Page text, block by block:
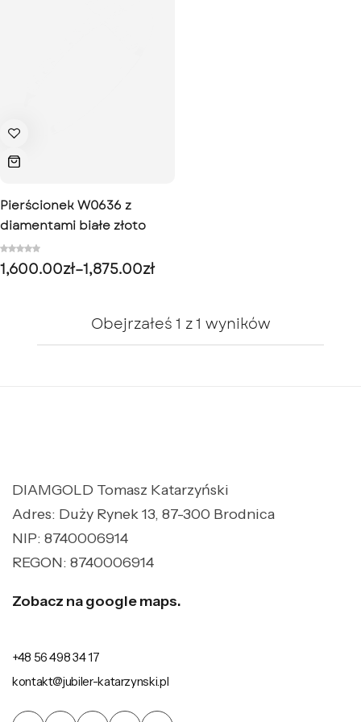
Pierścionek W0636 z
diamentami białe złoto
1,600.00zł–1,875.00zł
Obejrzałeś1 z1 wyników
DIAMGOLD Tomasz Katarzyński
Adres: Duży Rynek 13, 87-300 Brodnica
NIP: 8740006914
REGON: 8740006914
Zobacz na google maps.
+48 56 498 34 17
kontakt@jubiler-katarzynski.pl